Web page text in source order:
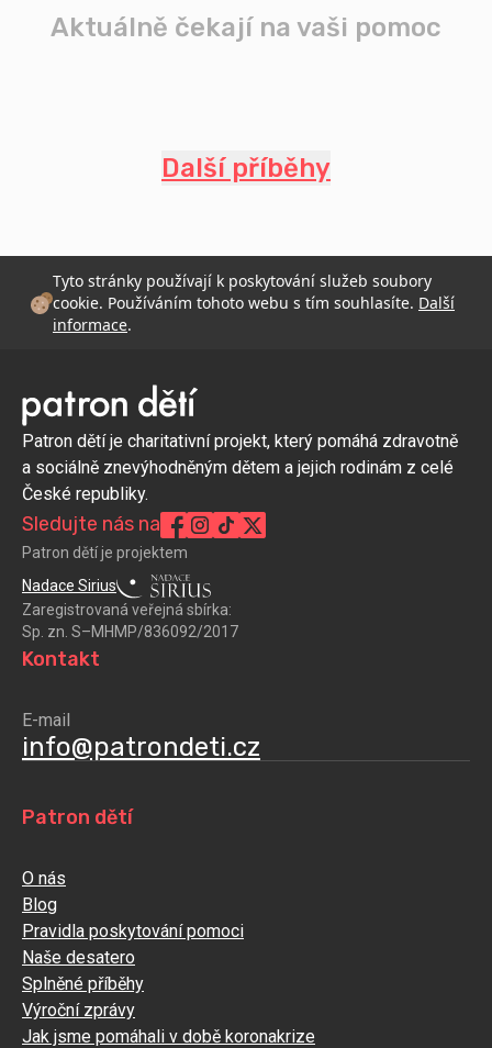
Aktuálně čekají na vaši pomoc
Další příběhy
Tyto stránky používají k poskytování služeb soubory
cookie. Používáním tohoto webu s tím souhlasíte. Další
informace.
Patron dětí je charitativní projekt, který pomáhá zdravotně
a sociálně znevýhodněným dětem a jejich rodinám z celé
České republiky.
Sledujte nás na
Patron dětí je projektem
Nadace Sirius
Zaregistrovaná veřejná sbírka:
Sp. zn. S–MHMP/836092/2017
Patron dětí
O nás
Blog
Pravidla poskytování pomoci
Naše desatero
Splněné příběhy
Výroční zprávy
Jak jsme pomáhali v době koronakrize
Kontakt
E-mail
info@patrondeti.cz